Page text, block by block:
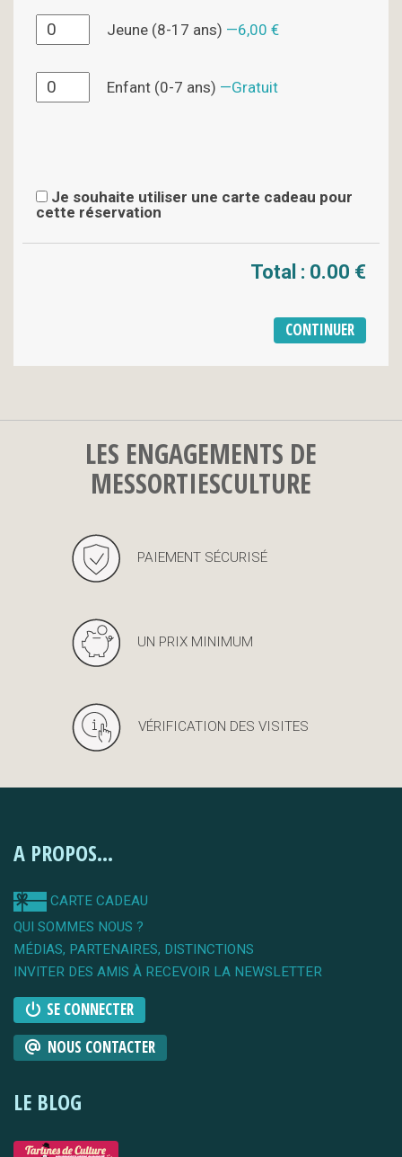
Jeune (8-17 ans) 6,00 €
Enfant (0-7 ans) Gratuit
Je souhaite utiliser une carte cadeau pour
cette réservation
Total : 0.00 €
LES ENGAGEMENTS DE
MESSORTIESCULTURE
PAIEMENT SÉCURISÉ
UN PRIX MINIMUM
VÉRIFICATION DES VISITES
A PROPOS...
CARTE CADEAU
QUI SOMMES NOUS ?
MÉDIAS, PARTENAIRES, DISTINCTIONS
INVITER DES AMIS À RECEVOIR LA NEWSLETTER
SE CONNECTER
NOUS CONTACTER
LE BLOG